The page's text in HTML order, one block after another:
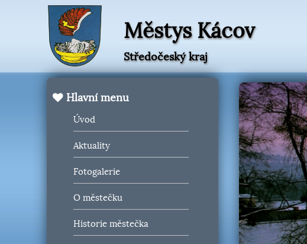
Městys Kácov
Středočeský kraj
Hlavní menu
Úvod
Aktuality
Fotogalerie
O městečku
Historie městečka